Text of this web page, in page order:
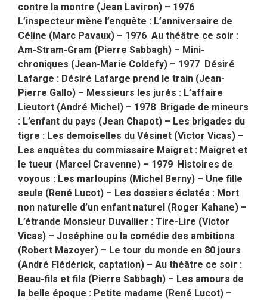
contre la montre (Jean Laviron) – 1976
L’inspecteur mène l’enquête : L’anniversaire de
Céline (Marc Pavaux) – 1976 Au théâtre ce soir :
Am-Stram-Gram (Pierre Sabbagh) – Mini-
chroniques (Jean-Marie Coldefy) – 1977 Désiré
Lafarge : Désiré Lafarge prend le train (Jean-
Pierre Gallo) – Messieurs les jurés : L’affaire
Lieutort (André Michel) – 1978 Brigade de mineurs
: L’enfant du pays (Jean Chapot) – Les brigades du
tigre : Les demoiselles du Vésinet (Victor Vicas) –
Les enquêtes du commissaire Maigret : Maigret et
le tueur (Marcel Cravenne) – 1979 Histoires de
voyous : Les marloupins (Michel Berny) – Une fille
seule (René Lucot) – Les dossiers éclatés : Mort
non naturelle d’un enfant naturel (Roger Kahane) –
L’étrande Monsieur Duvallier : Tire-Lire (Victor
Vicas) – Joséphine ou la comédie des ambitions
(Robert Mazoyer) – Le tour du monde en 80 jours
(André Flédérick, captation) – Au théâtre ce soir :
Beau-fils et fils (Pierre Sabbagh) – Les amours de
la belle époque : Petite madame (René Lucot) –